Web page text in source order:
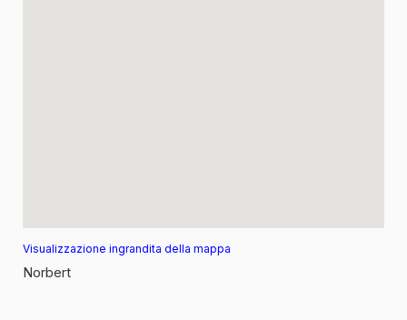
Visualizzazione ingrandita della mappa
Norbert